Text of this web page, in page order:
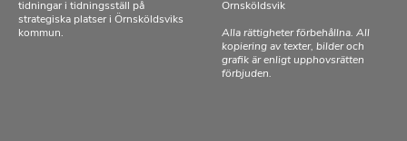
tidningar i tidningsställ på
strategiska platser i Örnsköldsviks
kommun.
Örnsköldsvik
Alla rättigheter förbehållna. All
kopiering av texter, bilder och
grafik är enligt upphovsrätten
förbjuden.